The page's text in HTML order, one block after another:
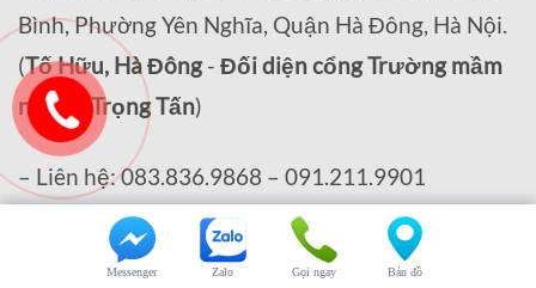
Bình, Phường Yên Nghĩa, Quận Hà Đông, Hà Nội.
(Tố Hữu, Hà Đông- Đối diện cổng Trường mầm
non Lê Trọng Tấn)
– Liên hệ: 083.836.9868 – 091.211.9901
– Email: remthanhnhan816@gmail.com
Bản đồ
Gọi ngay
Zalo
Messenger